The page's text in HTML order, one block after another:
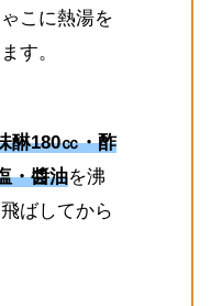
こに熱湯を
す。
醂180㏄・酢
・醬油を沸
ばしてから